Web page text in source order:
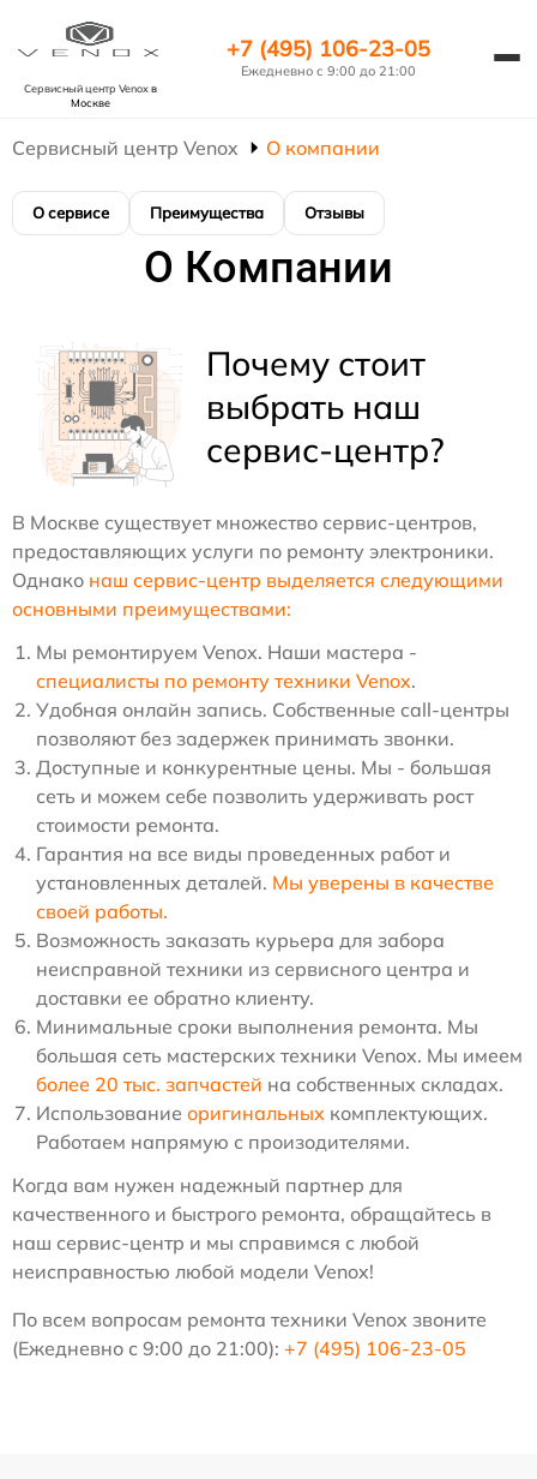
Сервисный центр Venoxв
Москве
+7 (495) 106-23-05
Ежедневно с 9:00 до 21:00
Сервисный центр Venox О компании
О сервисе Преимущества Отзывы
О Компании
Почему стоит
выбрать наш
сервис-центр?
В Москве существует множество сервис-центров,
предоставляющих услуги по ремонту электроники.
Однако наш сервис-центр выделяется следующими
основными преимуществами:
Мы ремонтируем Venox. Наши мастера -
специалисты по ремонту техники Venox.
Удобная онлайн запись. Собственные call-центры
позволяют без задержек принимать звонки.
Доступные и конкурентные цены. Мы - большая
сеть и можем себе позволить удерживать рост
стоимости ремонта.
Гарантия на все виды проведенных работ и
установленных деталей. Мы уверены в качестве
своей работы.
Возможность заказать курьера для забора
неисправной техники из сервисного центра и
доставки ее обратно клиенту.
Минимальные сроки выполнения ремонта. Мы
большая сеть мастерских техники Venox. Мы имеем
более 20 тыс. запчастей на собственных складах.
Использование оригинальных комплектующих.
Работаем напрямую с произодителями.
Когда вам нужен надежный партнер для
качественного и быстрого ремонта, обращайтесь в
наш сервис-центр и мы справимся с любой
неисправностью любой модели Venox!
По всем вопросам ремонта техники Venox звоните
(Ежедневно с 9:00 до 21:00): +7 (495) 106-23-05